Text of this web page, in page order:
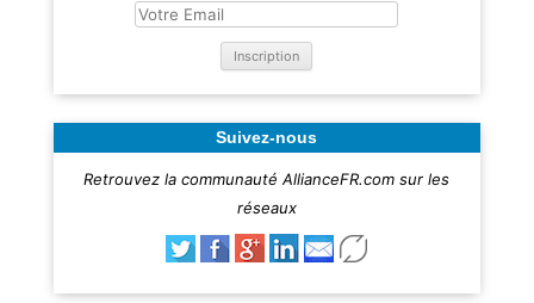
Suivez-nous
Retrouvez la communauté AllianceFR.com sur les
réseaux